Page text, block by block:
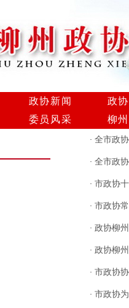
政协新闻
政
委员风采 柳
· 全市政
· 全市政
· 市政协
· 市政协
· 政协柳
· 政协柳
· 市政协
· 市政协